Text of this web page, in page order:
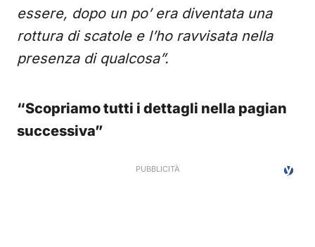
essere, dopo un po’ era diventata una
rottura di scatole e l’ho ravvisata nella
presenza di qualcosa”.
“Scopriamo tutti i dettagli nella pagian
successiva”